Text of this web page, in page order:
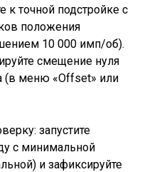
к точной подстройке с
положения
10 000 имп/об).
смещение нуля
(в меню «Offset» или
запустите
с минимальной
и зафиксируйте